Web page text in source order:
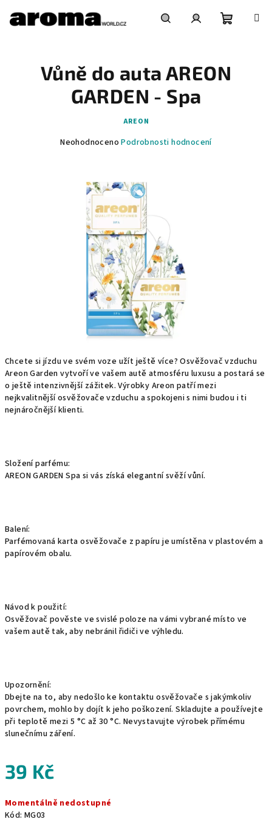
obsah
košík
Chcete si jízdu ve svém voze užít ještě více? Osvěžovač vzduchu
Areon Garden vytvoří ve vašem autě atmosféru luxusu a postará se
o ještě intenzivnější zážitek. Výrobky Areon patří mezi
nejkvalitnější osvěžovače vzduchu a spokojeni s nimi budou i ti
nejnáročnější klienti.
Složení parfému:
AREON GARDEN Spa si vás získá elegantní svěží vůní.
Balení:
Parfémovaná karta osvěžovače z papíru je umístěna v plastovém a
papírovém obalu.
Návod k použití:
Osvěžovač pověste ve svislé poloze na vámi vybrané místo ve
vašem autě tak, aby nebránil řidiči ve výhledu.
Upozornění:
Dbejte na to, aby nedošlo ke kontaktu osvěžovače s jakýmkoliv
povrchem, mohlo by dojít k jeho poškození. Skladujte a používejte
při teplotě mezi 5 °C až 30 °C. Nevystavujte výrobek přímému
slunečnímu záření.
39 Kč
cena:
Momentálně nedostupné
Kód: MG03
Vůně do auta AREON
GARDEN - Spa
AREON
Průměrné
hvězdiček.
Neohodnoceno Podrobnosti hodnocení